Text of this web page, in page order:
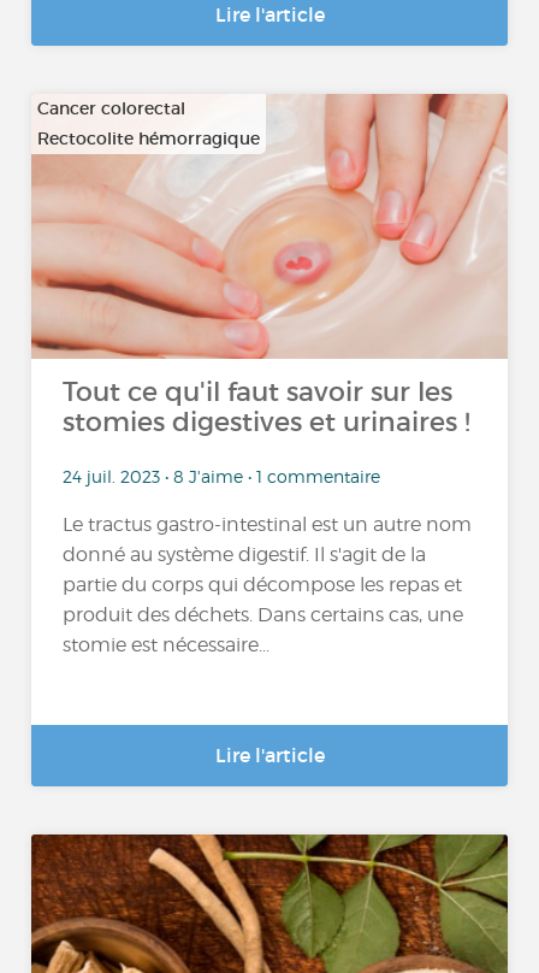
Lire l'article
Cancer colorectal
Rectocolite hémorragique
Tout ce qu'il faut savoir sur les
stomies digestives et urinaires !
24 juil. 2023 • 8 J'aime • 1 commentaire
Le tractus gastro-intestinal est un autre nom
donné au système digestif. Il s'agit de la
partie du corps qui décompose les repas et
produit des déchets. Dans certains cas, une
stomie est nécessaire...
Lire l'article